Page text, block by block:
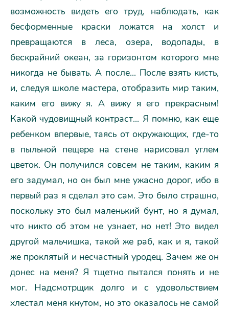
возможность видеть его труд, наблюдать, как
бесформенные краски ложатся на холст и
превращаются в леса, озера, водопады, в
бескрайний океан, за горизонтом которого мне
никогда не бывать. А после... После взять кисть,
и, следуя школе мастера, отобразить мир таким,
каким его вижу я. А вижу я его прекрасным!
Какой чудовищный контраст... Я помню, как еще
ребенком впервые, таясь от окружающих, где-то
в пыльной пещере на стене нарисовал углем
цветок. Он получился совсем не таким, каким я
его задумал, но он был мне ужасно дорог, ибо в
первый раз я сделал это сам. Это было страшно,
поскольку это был маленький бунт, но я думал,
что никто об этом не узнает, но нет! Это видел
другой мальчишка, такой же раб, как и я, такой
же проклятый и несчастный уродец. Зачем же он
донес на меня? Я тщетно пытался понять и не
мог. Hадсмотрщик долго и с удовольствием
хлестал меня кнутом, но это оказалось не самой